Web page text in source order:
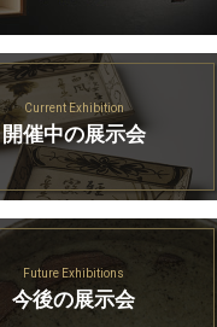
Current Exhibition
開催中の展示会
Future Exhibitions
今後の展示会